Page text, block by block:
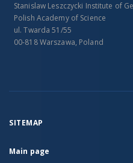
Stanislaw Leszczycki Institute of
Polish Academy of Science
ul. Twarda 51/55
00-818 Warszawa, Poland
SITEMAP
Main page